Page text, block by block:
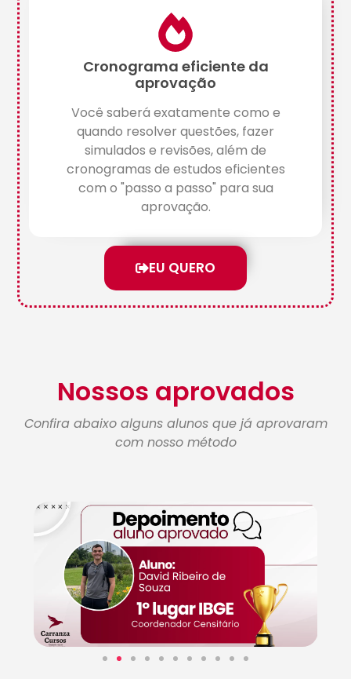
Cronograma eficiente da
aprovação
Você saberá exatamente como e
quando resolver questões, fazer
simulados e revisões, além de
cronogramas de estudos eficientes
com o "passo a passo" para sua
aprovação.
EU QUERO
Nossos aprovados
Confira abaixo alguns alunos que já aprovaram
com nosso método